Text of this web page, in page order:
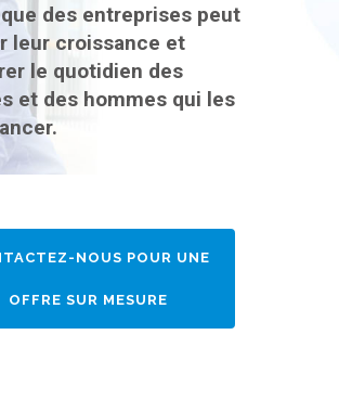
des entreprises peut
leur croissance et
le quotidien des
et des hommes qui les
NOUS POUR UNE
OFFRE SUR MESURE